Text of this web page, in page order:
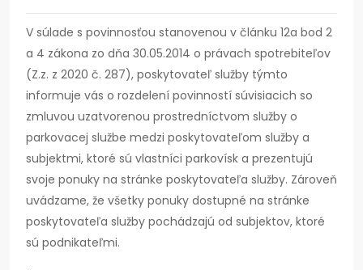
V súlade s povinnosťou stanovenou v článku 12a bod 2
a 4 zákona zo dňa 30.05.2014 o právach spotrebiteľov
(Z.z. z 2020 č. 287), poskytovateľ služby týmto
informuje vás o rozdelení povinností súvisiacich so
zmluvou uzatvorenou prostredníctvom služby o
parkovacej službe medzi poskytovateľom služby a
subjektmi, ktoré sú vlastníci parkovísk a prezentujú
svoje ponuky na stránke poskytovateľa služby. Zároveň
uvádzame, že všetky ponuky dostupné na stránke
poskytovateľa služby pochádzajú od subjektov, ktoré
sú podnikateľmi.